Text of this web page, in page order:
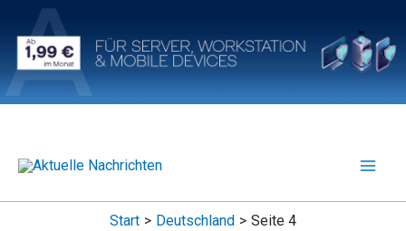
Inhalt
springen
Start Deutschland Seite 4